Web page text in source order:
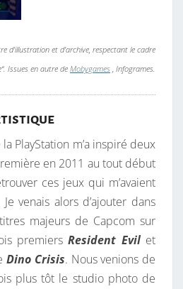
d’illustration et d’archive, respectant le cadre
Issues en autre de Mobygames , Infogrames.
PlayStation m’a inspiré deux
en 2011 au tout début
ces jeux qui m’avaient
venais alors d’ajouter dans
majeurs de Capcom sur
premiersResident Evilet
Dino Crisis. Nous venions de
plus tôt le studio photo de